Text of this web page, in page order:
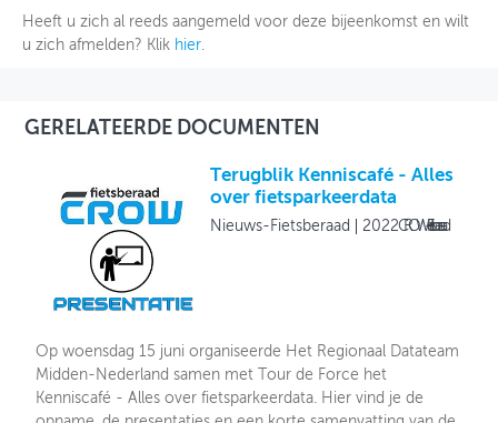
Heeft u zich al reeds aangemeld voor deze bijeenkomst en wilt
u zich afmelden? Klik hier.
GERELATEERDE DOCUMENTEN
Terugblik Kenniscafé - Alles
over fietsparkeerdata
Nieuws-Fietsberaad 2022CROW-Fietsberaad
Op woensdag 15 juni organiseerde Het Regionaal Datateam
Midden-Nederland samen met Tour de Force het
Kenniscafé - Alles over fietsparkeerdata. Hier vind je de